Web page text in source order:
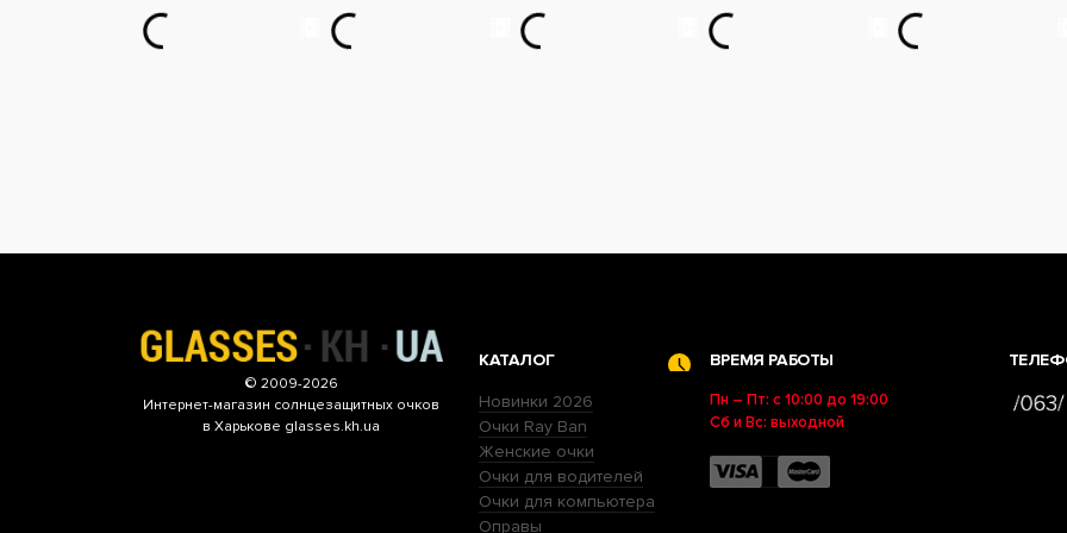
© 2009-2026
Интернет-магазин солнцезащитных очков
в Харькове glasses.kh.ua
КАТАЛОГ
Новинки 2026
Очки Ray Ban
Женские очки
Очки для водителей
Очки для компьютера
Оправы
ВРЕМЯ РАБОТЫ
Пн – Пт: с 10:00 до 19:00
Сб и Вс: выходной